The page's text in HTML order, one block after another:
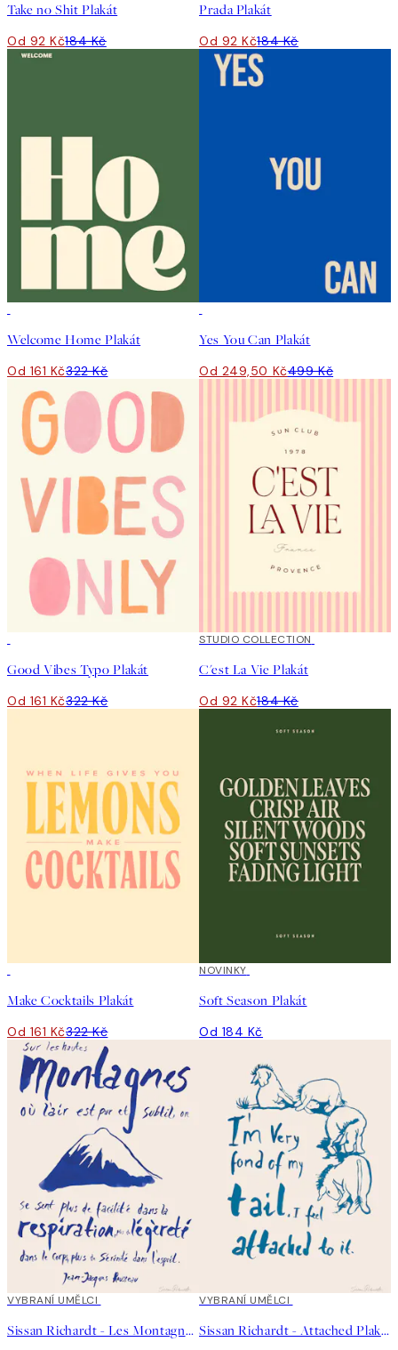
Take no Shit Plakát
Od 92 Kč184 Kč
Prada Plakát
Od 92 Kč184 Kč
Welcome Home Plakát
Od 161 Kč322 Kč
Yes You Can Plakát
Od 249,50 Kč499 Kč
Good Vibes Typo Plakát
Od 161 Kč322 Kč
50%*
STUDIO COLLECTION
C'est La Vie Plakát
Od 92 Kč184 Kč
Make Cocktails Plakát
Od 161 Kč322 Kč
NOVINKY
Soft Season Plakát
Od 184 Kč
40%*
VYBRANÍ UMĚLCI
Sissan Richardt - Les Montagnes Plakát
40%*
VYBRANÍ UMĚLCI
Sissan Richardt - Attached Plakát